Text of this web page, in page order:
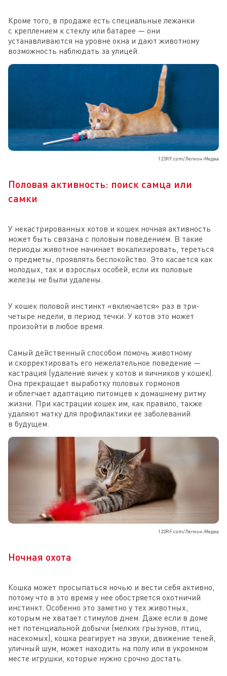
Кроме того, в продаже есть специальные лежанки
с креплением к стеклу или батарее — они
устанавливаются на уровне окна и дают животному
возможность наблюдать за улицей.
123RF.com/Легион-Медиа
Половая активность: поиск самца или
самки
У некастрированных котов и кошек ночная активность
может быть связана с половым поведением. В такие
периоды животное начинает вокализировать, тереться
о предметы, проявлять беспокойство. Это касается как
молодых, так и взрослых особей, если их половые
железы не были удалены.
У кошек половой инстинкт «включается» раз в три-
четыре недели, в период течки. У котов это может
произойти в любое время.
Самый действенный способом помочь животному
и скорректировать его нежелательное поведение —
кастрация (удаление яичек у котов и яичников у кошек).
Она прекращает выработку половых гормонов
и облегчает адаптацию питомцев к домашнему ритму
жизни. При кастрации кошек им, как правило, также
удаляют матку для профилактики ее заболеваний
в будущем.
123RF.com/Легион-Медиа
Ночная охота
Кошка может просыпаться ночью и вести себя активно,
потому что в это время у нее обостряется охотничий
инстинкт. Особенно это заметно у тех животных,
которым не хватает стимулов днем. Даже если в доме
нет потенциальной добычи (мелких грызунов, птиц,
насекомых), кошка реагирует на звуки, движение теней,
уличный шум, может находить на полу или в укромном
месте игрушки, которые нужно срочно достать.